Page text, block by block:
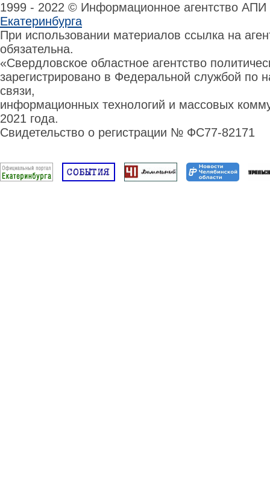
1999 - 2022 © Информационное агентство
Екатеринбурга
При использовании материалов ссылка на
обязательна.
«Свердловское областное агентство
зарегистрировано в Федеральной службой по
связи,
информационных технологий и массовых
2021 года.
Свидетельство о регистрации № ФС77-82171